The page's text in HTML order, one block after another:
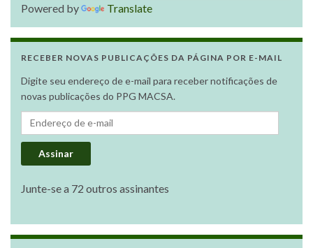
Powered by Translate
RECEBER NOVAS PUBLICAÇÕES DA PÁGINA POR E-MAIL
Digite seu endereço de e-mail para receber notificações de
novas publicações do PPG MACSA.
Endereço de e-mail
Assinar
Junte-se a 72 outros assinantes